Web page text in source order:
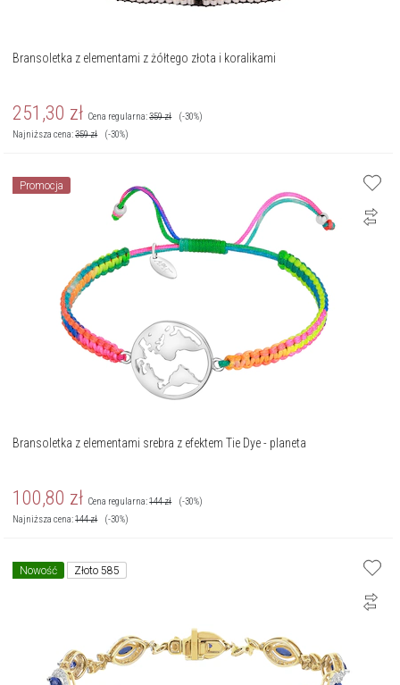
Bransoletka z elementami z żółtego złota i koralikami
251,30 zł Cena regularna:359zł
(-30%)
Najniższa cena:359zł (-30%)
Promocja
Bransoletka z elementami srebra z efektem Tie Dye - planeta
100,80 zł Cena regularna:144zł
(-30%)
Najniższa cena:144zł (-30%)
Nowość Złoto 585